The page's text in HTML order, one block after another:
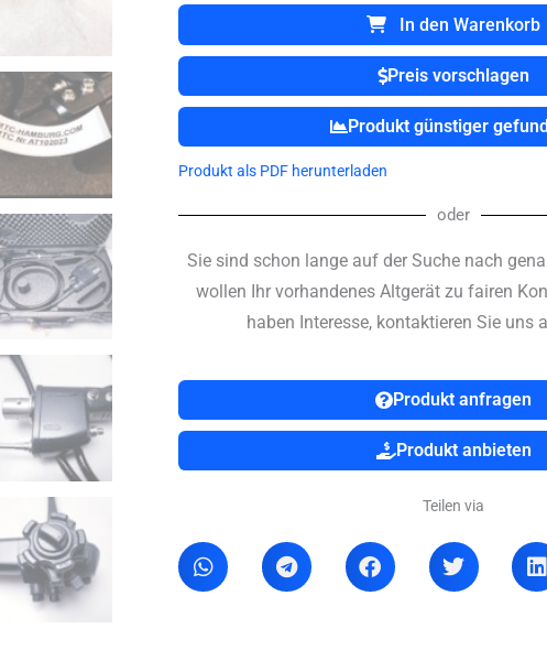
-
In den Warenkorb
Preis vorschlagen
Produkt günstiger
Produkt als PDF herunterladen
oder
Sie sind schon lange auf der Suche nach
wollen Ihr vorhandenes Altgerät zu fairen
haben Interesse, kontaktieren Sie uns
Produkt anfragen
Produkt anbieten
Teilen via